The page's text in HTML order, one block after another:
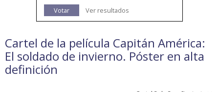
Votar
Ver resultados
Cartel de la película Capitán América:
El soldado de invierno. Póster en alta
definición